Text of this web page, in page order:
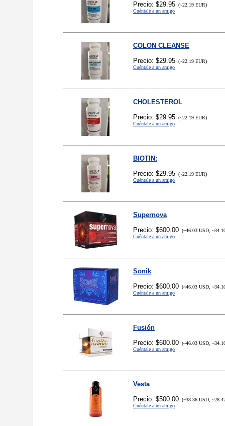
Precio: $29.95 (~22.19 EUR)
Cuéntale a un amigo
COLON CLEANSE
Precio: $29.95 (~22.19 EUR)
Cuéntale a un amigo
CHOLESTEROL
Precio: $29.95 (~22.19 EUR)
Cuéntale a un amigo
BIOTIN:
Precio: $29.95 (~22.19 EUR)
Cuéntale a un amigo
Supernova
Precio: $600.00 (~46.03 USD,
Cuéntale a un amigo
Sonik
Precio: $600.00 (~46.03 USD,
Cuéntale a un amigo
Fusión
Precio: $600.00 (~46.03 USD,
Cuéntale a un amigo
Vesta
Precio: $500.00 (~38.36 USD,
Cuéntale a un amigo